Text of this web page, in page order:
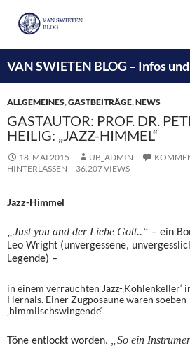
VAN SWIETEN BLOG – Infos
INHALT
SPRINGEN
ALLGEMEINES,GASTBEITRÄGE,NEWS
GASTAUTOR: PROF. DR.
HEILIG: „JAZZ-HIMMEL“
18. MAI 2015 UB_ADMIN
HINTERLASSEN
36.207 VIEWS
Jazz-Himmel
„Just you and der Liebe Gott..“ – ein
Leo Wright (unvergessene,
Legende) –
in einem verrauchten Jazz-‚Kohlenkeller‘
Hernals. Einer Zugposaune waren soeben
‚himmlischswingende‘
Töne entlockt worden.
„So ein